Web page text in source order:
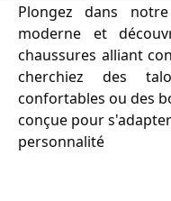
Plongez dans
moderne et
chaussures alliant
cherchiez des
confortables ou des
conçue pour
personnalité